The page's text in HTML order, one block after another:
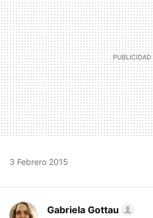
3 Febrero 2015
Gabriela Gottau